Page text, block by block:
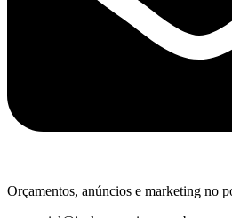
Orçamentos, anúncios e marketing no